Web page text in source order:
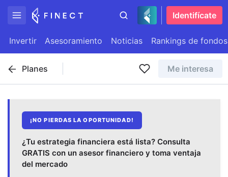
Identifícate
Invertir Asesoramiento Noticias Rankings de fondos
Planes Me interesa
¡NO PIERDAS LA OPORTUNIDAD!
¿Tu estrategia financiera está lista? Consulta
GRATIS con un asesor financiero y toma ventaja
del mercado